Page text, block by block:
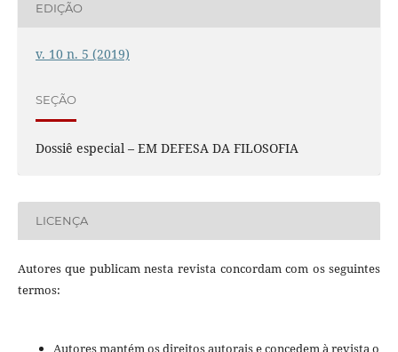
EDIÇÃO
v. 10 n. 5 (2019)
SEÇÃO
Dossiê especial – EM DEFESA DA FILOSOFIA
LICENÇA
Autores que publicam nesta revista concordam com os seguintes
termos:
Autores mantém os direitos autorais e concedem à revista o